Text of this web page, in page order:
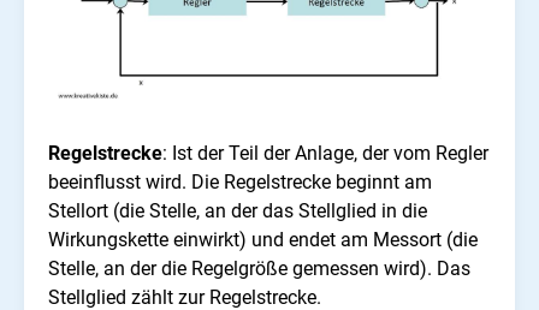
Regelstrecke: Ist der Teil der Anlage, der vom Regler
beeinflusst wird. Die Regelstrecke beginnt am
Stellort (die Stelle, an der das Stellglied in die
Wirkungskette einwirkt) und endet am Messort (die
Stelle, an der die Regelgröße gemessen wird). Das
Stellglied zählt zur Regelstrecke.